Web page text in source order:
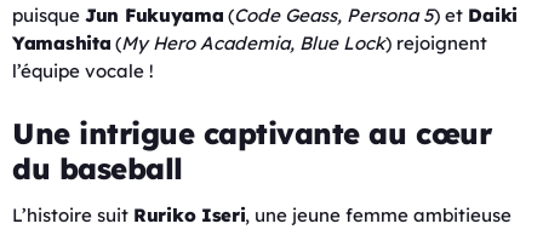
puisque Jun Fukuyama (Code Geass, Persona 5) et Daiki
Yamashita (My Hero Academia, Blue Lock) rejoignent
l’équipe vocale !
Une intrigue captivante au cœur
du baseball
L’histoire suit Ruriko Iseri, une jeune femme ambitieuse